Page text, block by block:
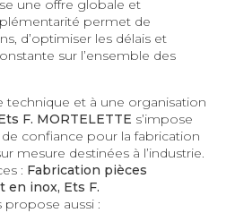
une offre globale et
permet de
d’optimiser les délais et
sur l’ensemble des
technique et à une organisation
F. MORTELETTE s’impose
confiance pour la fabrication
mesure destinées à l’industrie.
: Fabrication pièces
en inox, Ets F.
propose aussi :